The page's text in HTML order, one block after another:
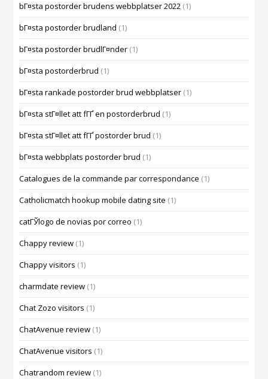
bГ¤sta postorder brudens webbplatser 2022 (1)
bГ¤sta postorder brudland (1)
bГ¤sta postorder brudlГ¤nder (1)
bГ¤sta postorderbrud (1)
bГ¤sta rankade postorder brud webbplatser (1)
bГ¤sta stГ¤llet att fГҐ en postorderbrud (1)
bГ¤sta stГ¤llet att fГҐ postorder brud (1)
bГ¤sta webbplats postorder brud (1)
Catalogues de la commande par correspondance (1)
Catholicmatch hookup mobile dating site (1)
catГЎlogo de novias por correo (1)
Chappy review (1)
Chappy visitors (1)
charmdate review (1)
Chat Zozo visitors (1)
ChatAvenue review (1)
ChatAvenue visitors (1)
Chatrandom review (1)